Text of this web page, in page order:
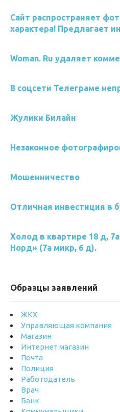
Сайт распространяет
характера! Предлагает
Woman. Ru удаляет
В соцсети Телеграме
Жулики Билайн
Незаконное
Мошенничество
Отличная инвестиция в
Холод в квартире 18 д,
Норд» (7а микр, 6 д).
Образцы заявлений
ЖКХ
Управляющая компания
Магазин
Интернет магазин
Почта
Полиция
Работодатель
Врач
Банк